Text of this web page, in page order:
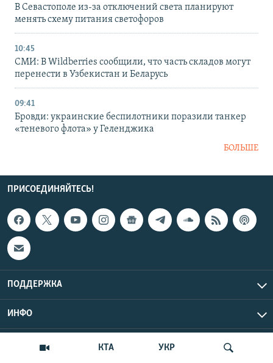
КТА УКР
В Севастополе из-за отключений света планируют
менять схему питания светофоров
10:45
СМИ: В Wildberries сообщили, что часть складов могут
перенести в Узбекистан и Беларусь
09:41
Бровди: украинские беспилотники поразили танкер
«теневого флота» у Геленджика
БОЛЬШЕ
ПРИСОЕДИНЯЙТЕСЬ!
ПОДДЕРЖКА
ИНФО
Copyright Крым.Реалии, 2026 | Все права защищены.
UTC+3